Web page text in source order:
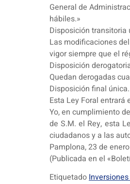
General de
hábiles.»
Disposición
Las modificaciones
vigor siempre que el
Disposición
Quedan derogadas
Disposición final
Esta Ley Foral entrará
Yo, en cumplimiento
de S.M. el Rey, esta
ciudadanos y a las
Pamplona, 23 de
(Publicada en el
Etiquetado